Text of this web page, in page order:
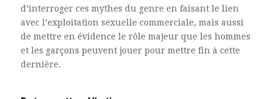
d’interroger ces mythes du genre en faisant le lien
avec l’exploitation sexuelle commerciale, mais aussi
de mettre en évidence le rôle majeur que les hommes
et les garçons peuvent jouer pour mettre fin à cette
dernière.